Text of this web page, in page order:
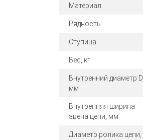
Материал
Рядность
Ступица
Вес, кг
Внутренний диаметр D,
мм
Внутренняя ширина
звена цепи, мм
Диаметр ролика цепи,